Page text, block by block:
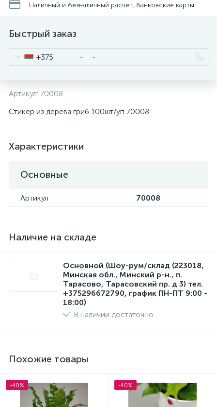
Наличный и безналичный расчет, банковские карты
Быстрый заказ
+375
Артикул: 70008
Стикер из дерева гриб 100шт/уп 70008
Характеристики
Основные
Артикул 70008
Наличие на складе
Основной (Шоу-рум/склад (223018,
Минская обл., Минский р-н., п.
Тарасово, Тарасовский пр. д 3) тел.
+375296672790, график ПН-ПТ 9:00 -
18:00)
В наличии достаточно
Похожие товары
-40% -40%